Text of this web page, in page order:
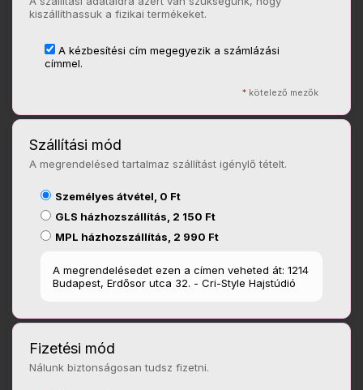
kiszállíthassuk a fizikai termékeket.
A kézbesítési cím megegyezik a számlázási
címmel.
* kötelező mezők
Szállítási mód
A megrendelésed tartalmaz szállítást igénylő tételt.
Személyes átvétel, 0 Ft
GLS házhozszállítás, 2 150 Ft
MPL házhozszállítás, 2 990 Ft
A megrendelésedet ezen a címen veheted át: 1214
Budapest, Erdősor utca 32. - Cri-Style Hajstúdió
Fizetési mód
Nálunk biztonságosan tudsz fizetni.